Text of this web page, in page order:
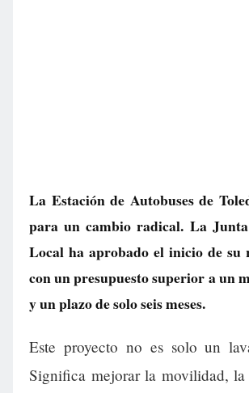
La Estación de Autobuses de
para un cambio radical. La
Local ha aprobado el inicio de su
con un presupuesto superior a un
y un plazo de solo seis meses.
Este proyecto no es solo un
Significa mejorar la movilidad, la